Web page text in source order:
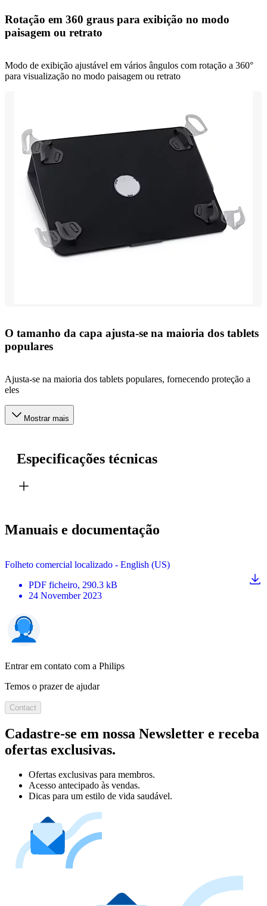
Rotação em 360 graus para exibição no modo
paisagem ou retrato
Modo de exibição ajustável em vários ângulos com rotação a 360°
para visualização no modo paisagem ou retrato
O tamanho da capa ajusta-se na maioria dos tablets
populares
Ajusta-se na maioria dos tablets populares, fornecendo proteção a
eles
Mostrar mais
Especificações técnicas
Manuais e documentação
Folheto comercial localizado - English (US)
PDF ficheiro, 290.3 kB
24 November 2023
Entrar em contato com a Philips
Temos o prazer de ajudar
Contact
Cadastre-se em nossa Newsletter e receba
ofertas exclusivas.
Ofertas exclusivas para membros.
Acesso antecipado às vendas.
Dicas para um estilo de vida saudável.